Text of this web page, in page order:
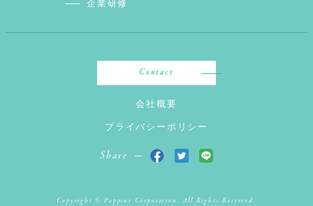
企業研修
Contact
会社概要
プライバシーポリシー
Share
Copyright © Poppins Corporation. All Rights Reserved.